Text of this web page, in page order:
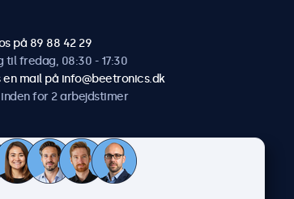
på 89 88 42 29
til fredag, 08:30 - 17:30
en mail på info@beetronics.dk
inden for 2 arbejdstimer